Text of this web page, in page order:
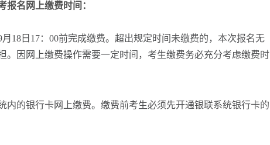
报名网上缴费时间：
18日17：00前完成缴费。超出规定时间未缴费的，本次报名无
。因网上缴费操作需要一定时间，考生缴费务必充分考虑缴费时
内的银行卡网上缴费。缴费前考生必须先开通银联系统银行卡的